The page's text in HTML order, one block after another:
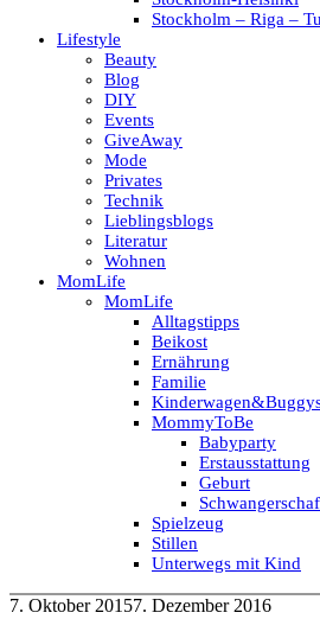
Stockholm – Riga –
Lifestyle
Beauty
Blog
DIY
Events
GiveAway
Mode
Privates
Technik
Lieblingsblogs
Literatur
Wohnen
MomLife
MomLife
Alltagstipps
Beikost
Ernährung
Familie
MommyToBe
Babyparty
Erstausstattung
Geburt
Spielzeug
Stillen
Unterwegs mit Kind
7. Oktober 20157. Dezember 2016